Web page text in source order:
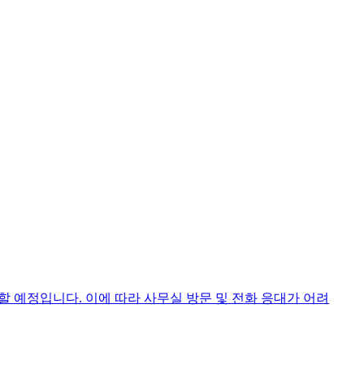
예정입니다. 이에 따라 사무실 방문 및 전화 응대가 어려